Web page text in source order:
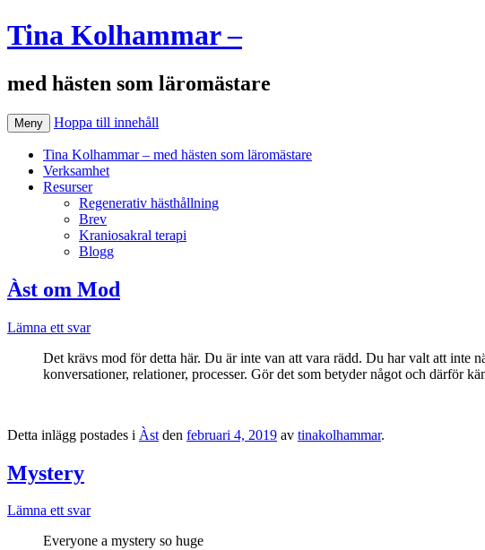
Tina Kolhammar –
med hästen som läromästare
Meny Hoppa till innehåll
Tina Kolhammar – med hästen som läromästare
Verksamhet
Resurser
Regenerativ hästhållning
Brev
Kraniosakral terapi
Blogg
Àst om Mod
Lämna ett svar
Det krävs mod för detta här. Du är inte van att vara rädd. Du har valt att inte
konversationer, relationer, processer. Gör det som betyder något och därför
Detta inlägg postades i Àst den februari 4, 2019 av tinakolhammar.
Mystery
Lämna ett svar
Everyone a mystery so huge